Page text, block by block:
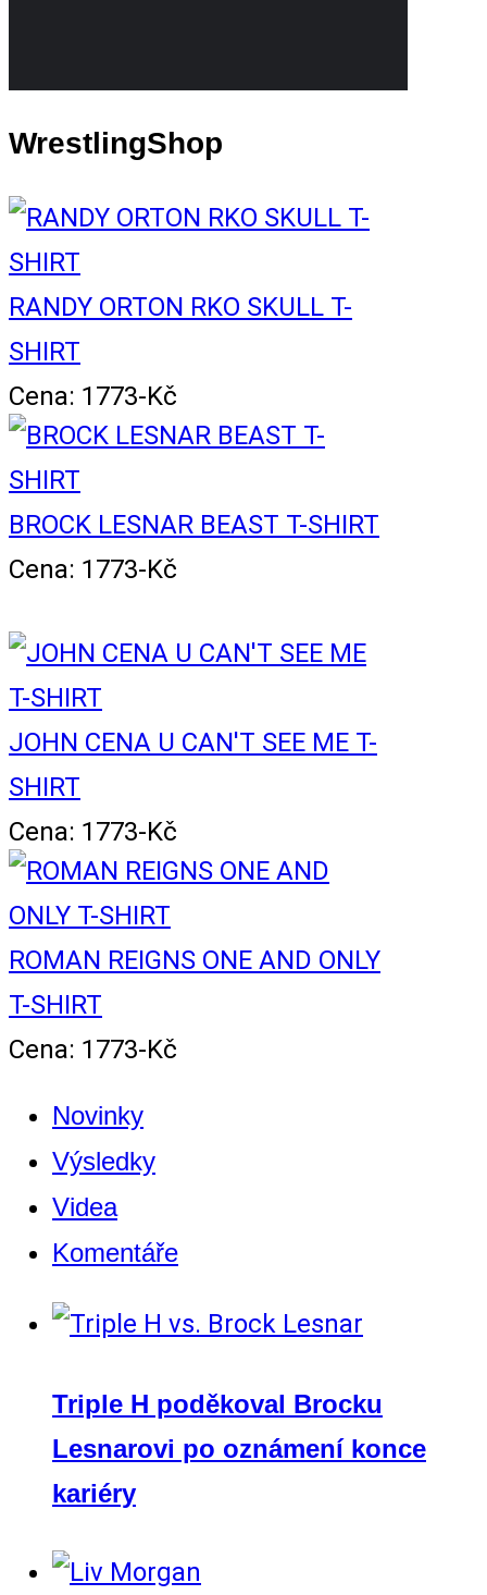
WrestlingShop
RANDY ORTON RKO SKULL T-
SHIRT
Cena: 1773-Kč
BROCK LESNAR BEAST T-SHIRT
Cena: 1773-Kč
JOHN CENA U CAN'T SEE ME T-
SHIRT
Cena: 1773-Kč
ROMAN REIGNS ONE AND ONLY
T-SHIRT
Cena: 1773-Kč
Novinky
Výsledky
Videa
Komentáře
Triple H poděkoval Brocku
Lesnarovi po oznámení konce
kariéry